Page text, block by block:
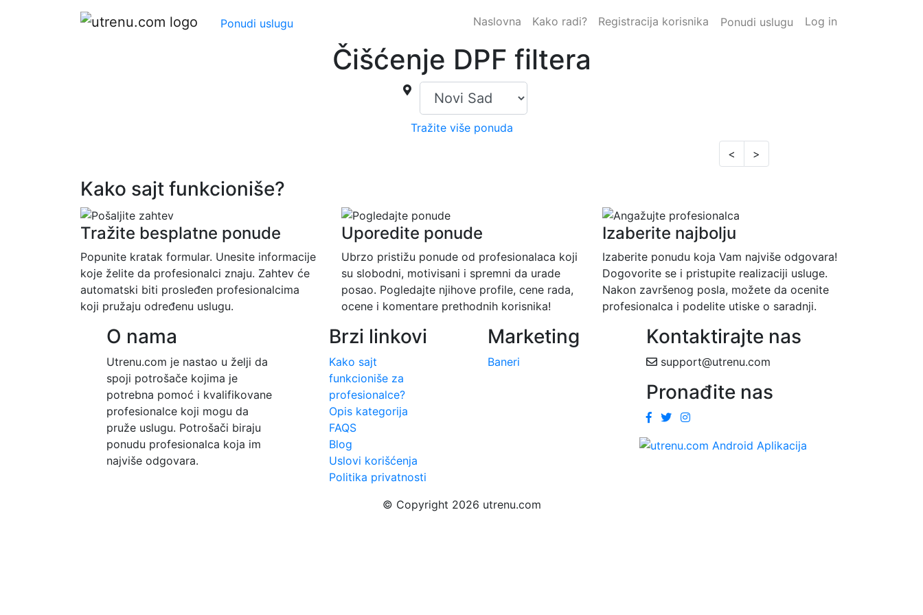
Ponudi uslugu Naslovna Kako radi? Registracija korisnika Ponudi uslugu Log in
Čišćenje DPF filtera
Tražite više ponuda
<
>
Kako sajt funkcioniše?
Tražite besplatne ponude
Popunite kratak formular. Unesite informacije
koje želite da profesionalci znaju. Zahtev će
automatski biti prosleđen profesionalcima
koji pružaju određenu uslugu.
Uporedite ponude
Ubrzo pristižu ponude od profesionalaca koji
su slobodni, motivisani i spremni da urade
posao. Pogledajte njihove profile, cene rada,
ocene i komentare prethodnih korisnika!
Izaberite najbolju
Izaberite ponudu koja Vam najviše odgovara!
Dogovorite se i pristupite realizaciji usluge.
Nakon završenog posla, možete da ocenite
profesionalca i podelite utiske o saradnji.
O nama
Utrenu.com je nastao u želji da
spoji potrošače kojima je
potrebna pomoć i kvalifikovane
profesionalce koji mogu da
pruže uslugu. Potrošači biraju
ponudu profesionalca koja im
najviše odgovara.
Brzi linkovi
Kako sajt
funkcioniše za
profesionalce?
Opis kategorija
FAQS
Blog
Uslovi korišćenja
Politika privatnosti
Marketing
Baneri
Kontaktirajte nas
support@utrenu.com
Pronađite nas
© Copyright 2026 utrenu.com